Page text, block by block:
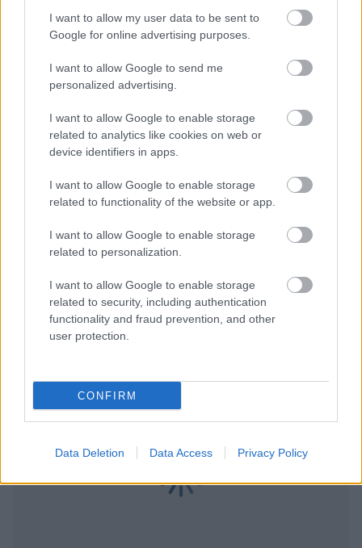
I want to allow my user data to be sent to
Google for online advertising purposes.
I want to allow Google to send me
personalized advertising.
I want to allow Google to enable storage
related to analytics like cookies on web or
device identifiers in apps.
I want to allow Google to enable storage
related to functionality of the website or app.
I want to allow Google to enable storage
related to personalization.
I want to allow Google to enable storage
related to security, including authentication
functionality and fraud prevention, and other
user protection.
CONFIRM
Data Deletion Data Access Privacy Policy
Διαψεύδει ο Γουότφορντ τις φήμες περί Βαλένθια: «Μην
Βαλένθια: Ανακοίνωσε τον Μπρουκς
Βαλένθια: Παίρνει δανεικό τον Αρμόνι Μπρουκς
Για να προσθέσεις το σχόλιο
σου πρέπει να συνδεθείς
στο my gazzetta!
Εγγραφή Σύνδεση